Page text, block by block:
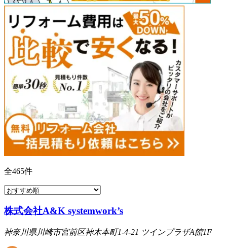
全465件
株式会社A&K systemwork’s
神奈川県川崎市宮前区神木本町1-4-21 ツインプラザA館1F